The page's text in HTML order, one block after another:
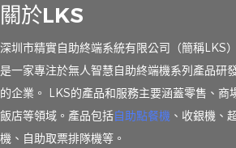
關於LKS
深圳市精實自助終端系統有限公司（簡稱LKS
是一家專注於無人智慧自助終端機系列產品研
的企業。 LKS的產品和服務主要涵蓋零售、商
飯店等領域。產品包括自助點餐機 、收銀機、
機、自助取票排隊機等。